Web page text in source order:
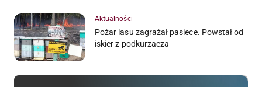
Aktualności
Pożar lasu zagrażał pasiece. Powstał od
iskier z podkurzacza